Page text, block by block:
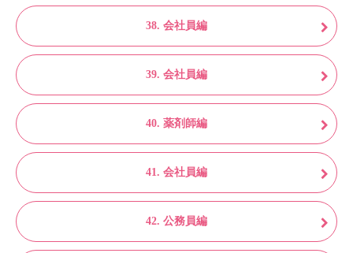
38. 会社員編
39. 会社員編
40. 薬剤師編
41. 会社員編
42. 公務員編